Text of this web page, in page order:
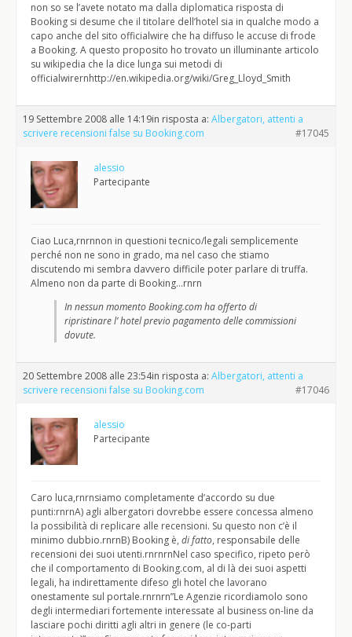
non so se l’avete notato ma dalla diplomatica risposta di
Booking si desume che il titolare dell’hotel sia in qualche modo a
capo anche del sito officialwire che ha diffuso le accuse di frode
a Booking. A questo proposito ho trovato un illuminante articolo
su wikipedia che la dice lunga sui metodi di
officialwirernhttp://en.wikipedia.org/wiki/Greg_Lloyd_Smith
19 Settembre 2008 alle 14:19in risposta a: Albergatori, attenti a
scrivere recensioni false su Booking.com
#17045
alessio
Partecipante
Ciao Luca,rnrnnon in questioni tecnico/legali semplicemente
perché non ne sono in grado, ma nel caso che stiamo
discutendo mi sembra davvero difficile poter parlare di truffa.
Almeno non da parte di Booking…rnrn
In nessun momento Booking.com ha offerto di
ripristinare l’ hotel previo pagamento delle commissioni
dovute.
20 Settembre 2008 alle 23:54in risposta a: Albergatori, attenti a
scrivere recensioni false su Booking.com
#17046
alessio
Partecipante
Caro luca,rnrnsiamo completamente d’accordo su due
punti:rnrnA) agli albergatori dovrebbe essere concessa almeno
la possibilità di replicare alle recensioni. Su questo non c’è il
minimo dubbio.rnrnB) Booking è, di fatto, responsabile delle
recensioni dei suoi utenti.rnrnrnNel caso specifico, ripeto però
che il comportamento di Booking.com, al di là dei suoi aspetti
legali, ha indirettamente difeso gli hotel che lavorano
onestamente sul portale.rnrnrn”Le Agenzie ricordiamolo sono
degli intermediari fortemente interessate al business on-line da
lasciare pochi diritti agli altri in genere (le co-parti